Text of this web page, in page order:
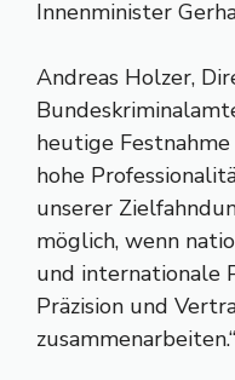
Innenminister
Andreas Holzer,
heutige
hohe
unserer
möglich, wenn
und internationale
Präzision und
zusammenarbeiten.“